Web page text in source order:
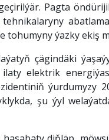
Pagta
tohumyny ýazky ekiş
çägindäki
ilaty elektrik
ýurdumyzy
şu ýyl